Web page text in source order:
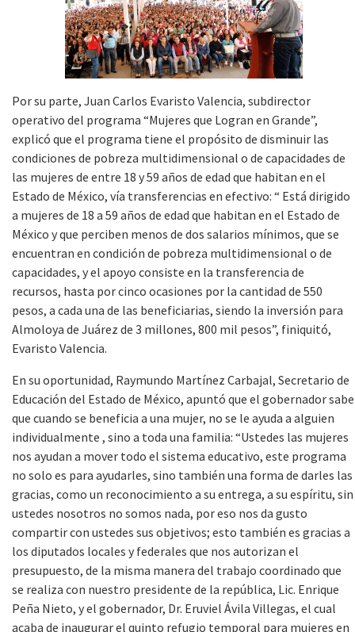
Por su parte, Juan Carlos Evaristo Valencia, subdirector
operativo del programa “Mujeres que Logran en Grande”,
explicó que el programa tiene el propósito de disminuir las
condiciones de pobreza multidimensional o de capacidades de
las mujeres de entre 18 y 59 años de edad que habitan en el
Estado de México, vía transferencias en efectivo: “ Está dirigido
a mujeres de 18 a 59 años de edad que habitan en el Estado de
México y que perciben menos de dos salarios mínimos, que se
encuentran en condición de pobreza multidimensional o de
capacidades, y el apoyo consiste en la transferencia de
recursos, hasta por cinco ocasiones por la cantidad de 550
pesos, a cada una de las beneficiarias, siendo la inversión para
Almoloya de Juárez de 3 millones, 800 mil pesos”, finiquitó,
Evaristo Valencia.
En su oportunidad, Raymundo Martínez Carbajal, Secretario de
Educación del Estado de México, apuntó que el gobernador sabe
que cuando se beneficia a una mujer, no se le ayuda a alguien
individualmente , sino a toda una familia: “Ustedes las mujeres
nos ayudan a mover todo el sistema educativo, este programa
no solo es para ayudarles, sino también una forma de darles las
gracias, como un reconocimiento a su entrega, a su espíritu, sin
ustedes nosotros no somos nada, por eso nos da gusto
compartir con ustedes sus objetivos; esto también es gracias a
los diputados locales y federales que nos autorizan el
presupuesto, de la misma manera del trabajo coordinado que
se realiza con nuestro presidente de la república, Lic. Enrique
Peña Nieto, y el gobernador, Dr. Eruviel Ávila Villegas, el cual
acaba de inaugurar el quinto refugio temporal para mujeres en